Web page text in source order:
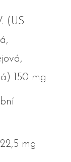
(US
150 mg
mg